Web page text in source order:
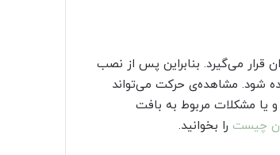
قرار می‌گیرد. بنابراین پس از نصب
شود. مشاهده‌ی حرکت می‌تواند
یا مشکلات مربوط به بافت
چیست را بخوانید.